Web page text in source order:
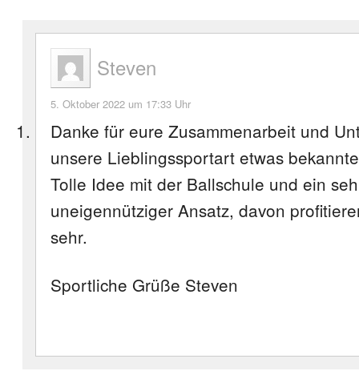
Steven
5. Oktober 2022 um 17:33 Uhr
Danke für eure Zusammenarbeit und
unsere Lieblingssportart etwas
Tolle Idee mit der Ballschule und ein
uneigennütziger Ansatz, davon
sehr.
Sportliche Grüße Steven